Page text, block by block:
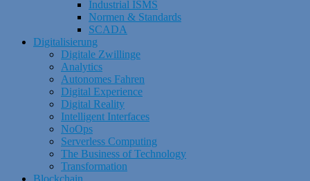
Industrial ISMS
Normen & Standards
SCADA
Digitalisierung
Digitale Zwillinge
Analytics
Autonomes Fahren
Digital Experience
Digital Reality
Intelligent Interfaces
NoOps
Serverless Computing
The Business of Technology
Transformation